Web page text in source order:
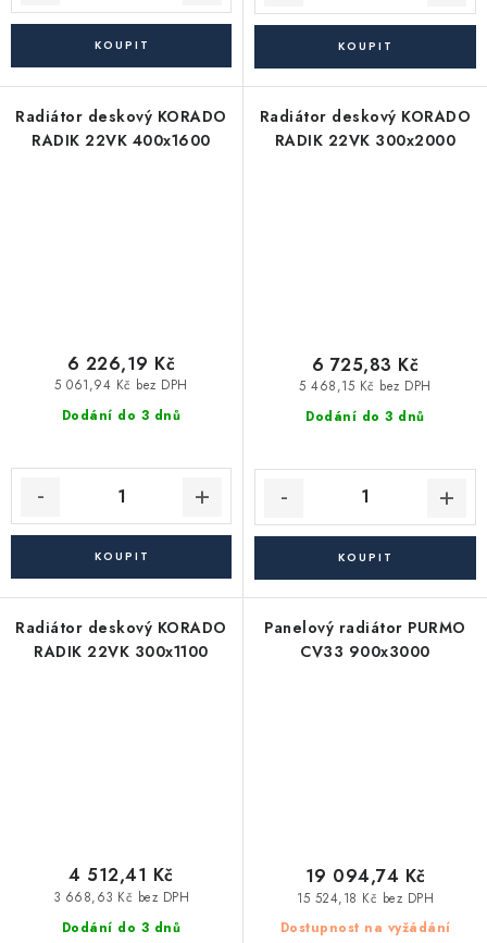
Radiátor deskový KORADO
RADIK 22VK 400x1600
Dodání do 3 dnů
5 061,94 Kč bez DPH
6 226,19 Kč
Radiátor deskový KORADO
RADIK 22VK 300x2000
Dodání do 3 dnů
5 468,15 Kč bez DPH
6 725,83 Kč
Radiátor deskový KORADO
RADIK 22VK 300x1100
Dodání do 3 dnů
3 668,63 Kč bez DPH
4 512,41 Kč
Panelový radiátor PURMO
CV33 900x3000
Dostupnost na vyžádání
15 524,18 Kč bez DPH
19 094,74 Kč